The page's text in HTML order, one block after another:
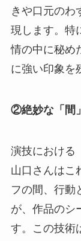
きや口元のわ
現します。特
情の中に秘め
に強い印象を
②絶妙な「間
演技における
山口さんはこ
フの間、行動
が、作品のシ
す。この技術